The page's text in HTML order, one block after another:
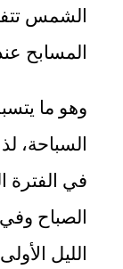
الشمس
المسابح
وهو ما
السباحة،
في الفترة
الصباح
الليل